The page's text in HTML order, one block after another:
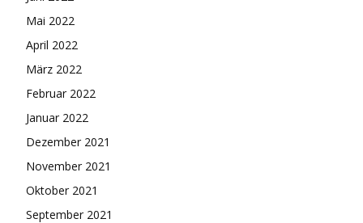
Mai 2022
April 2022
März 2022
Februar 2022
Januar 2022
Dezember 2021
November 2021
Oktober 2021
September 2021